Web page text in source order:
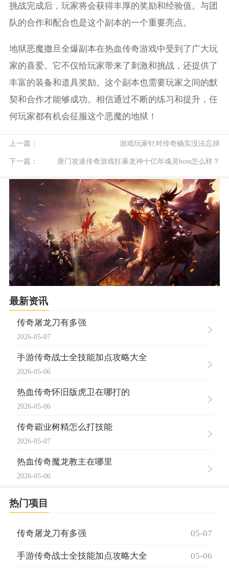
挑战完成后，玩家将会获得丰厚的奖励和经验值。与团
队的合作和配合也是这个副本的一个重要亮点。
地狱恶魔撒旦全爆副本在热血传奇游戏中受到了广大玩
家的喜爱。它不仅给玩家带来了刺激和挑战，还提供了
丰富的装备和道具奖励。这个副本也需要玩家之间的默
契和合作才能够成功。相信通过不断的练习和提升，任
何玩家都有机会征服这个恶魔的地狱！
上一篇： 游戏玩家针对传奇确实没法忘掉
下一篇： 唐门攻速传奇游戏狂暴龙神十亿年魂灵boss怎么样？
最新资讯
传奇屠龙刀有多强
2026-05-07
手游传奇战士全技能加点攻略大全
2026-05-06
热血传奇怀旧版虎卫在哪打的
2026-05-06
传奇霸业树精怎么打技能
2026-05-07
热血传奇魔龙教主在哪里
2026-05-06
热门项目
传奇屠龙刀有多强 05-07
手游传奇战士全技能加点攻略大全 05-06